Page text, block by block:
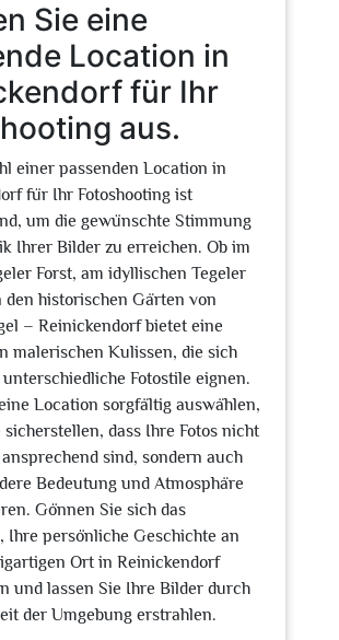
Sie eine
Location in
für Ihr
aus.
einer passenden Location in
für Ihr Fotoshooting ist
um die gewünschte Stimmung
Ihrer Bilder zu erreichen. Ob im
Forst, am idyllischen Tegeler
den historischen Gärten von
– Reinickendorf bietet eine
malerischen Kulissen, die sich
Fotostile eignen.
Location sorgfältig auswählen,
sicherstellen, dass Ihre Fotos nicht
sind, sondern auch
Bedeutung und Atmosphäre
Gönnen Sie sich das
Ihre persönliche Geschichte an
Ort in Reinickendorf
und lassen Sie Ihre Bilder durch
der Umgebung erstrahlen.